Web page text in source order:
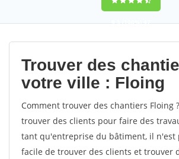
9,5(100%)47
votes
Trouver des
votre ville : Floing
Comment trouver des chantiers Floing
trouver des clients pour faire des
tant qu'entreprise du bâtiment, il n'est
facile de trouver des clients et trouver